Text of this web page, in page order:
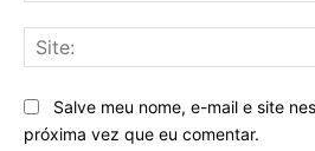
Salve meu nome, e-mail e site
próxima vez que eu comentar.